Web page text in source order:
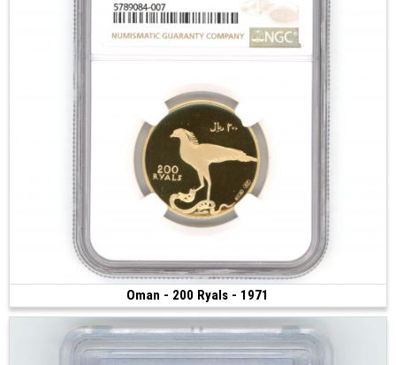
Oman - 200 Ryals - 1971
(1971 • 16.00 g • 27 mm)